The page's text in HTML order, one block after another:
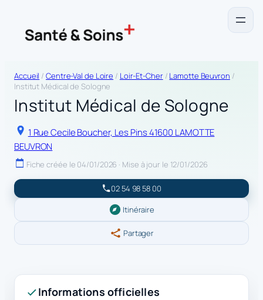
Accueil /Centre-Val de Loire / Loir-Et-Cher/ Lamotte Beuvron /
Institut Médical de Sologne
Institut Médical de Sologne
1 Rue Cecile Boucher, Les Pins 41600 LAMOTTE
BEUVRON
Fiche créée le 04/01/2026 · Mise à jour le 12/01/2026
02 54 98 58 00
Itinéraire
Partager
Informations officielles